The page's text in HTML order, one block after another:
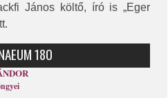
János költő, író is „Eger
180